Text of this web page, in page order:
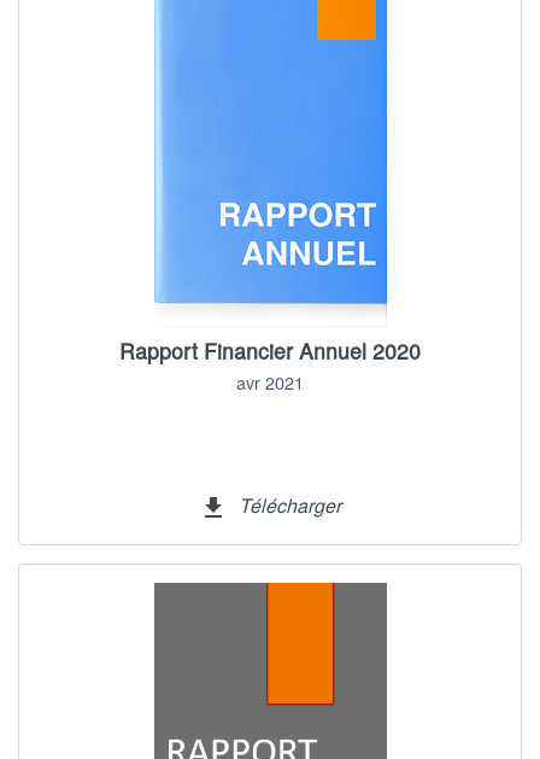
Rapport Financier Annuel 2020
avr 2021
file_download Télécharger